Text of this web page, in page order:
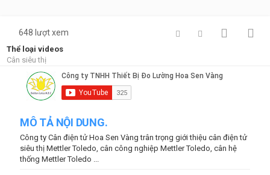
648 lượt xem
Thể loại videos
Cân siêu thị
MÔ TẢ NỘI DUNG.
Công ty Cân điện tử Hoa Sen Vàng trân trọng giới thiệu cân điện tử
siêu thị Mettler Toledo, cân công nghiệp Mettler Toledo, cân hệ
thống Mettler Toledo ...